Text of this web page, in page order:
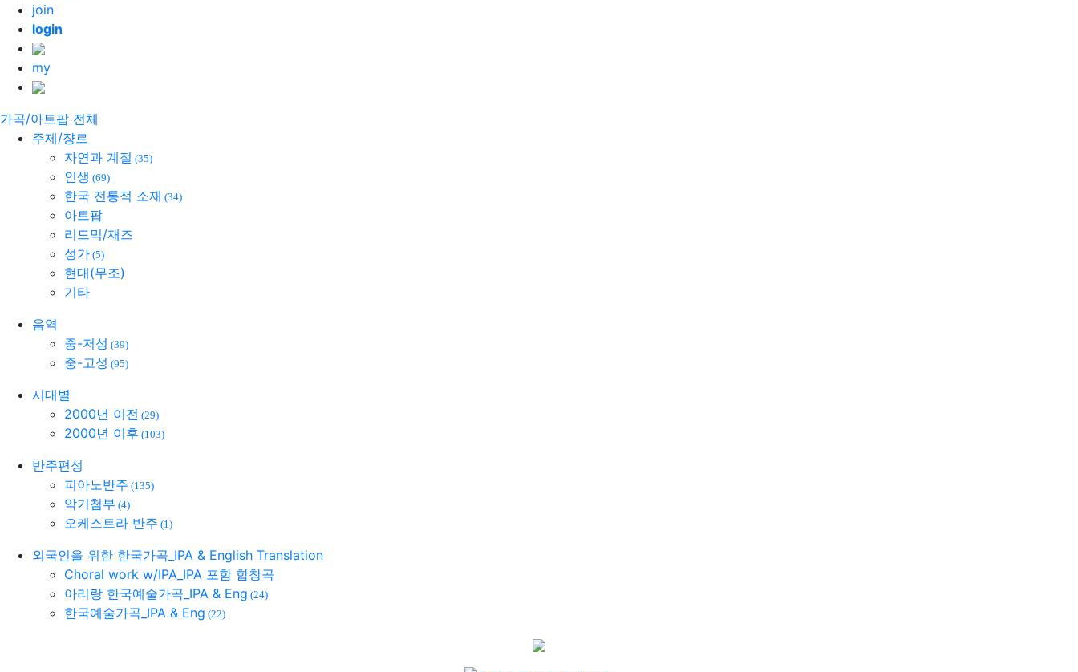
join
login
my
가곡/아트팝 전체
주제/쟝르
자연과 계절 (35)
인생 (69)
한국 전통적 소재 (34)
아트팝
리드믹/재즈
성가 (5)
현대(무조)
기타
음역
중-저성 (39)
중-고성 (95)
시대별
2000년 이전 (29)
2000년 이후 (103)
반주편성
피아노반주 (135)
악기첨부 (4)
오케스트라 반주 (1)
외국인을 위한 한국가곡_IPA & English Translation
Choral work w/IPA_IPA 포함 합창곡
아리랑 한국예술가곡_IPA & Eng (24)
한국예술가곡_IPA & Eng (22)